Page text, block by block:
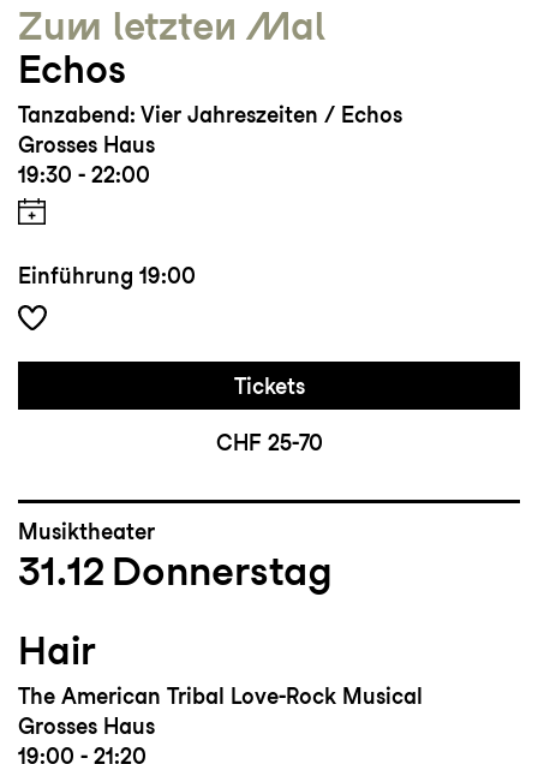
Zum letzten Mal
Echos
Tanzabend: Vier Jahreszeiten / Echos
Grosses Haus
19:30 - 22:00
Einführung 19:00
Tickets
CHF 25-70
Musiktheater
31.12 Donnerstag
Hair
The American Tribal Love-Rock Musical
Grosses Haus
19:00 - 21:20